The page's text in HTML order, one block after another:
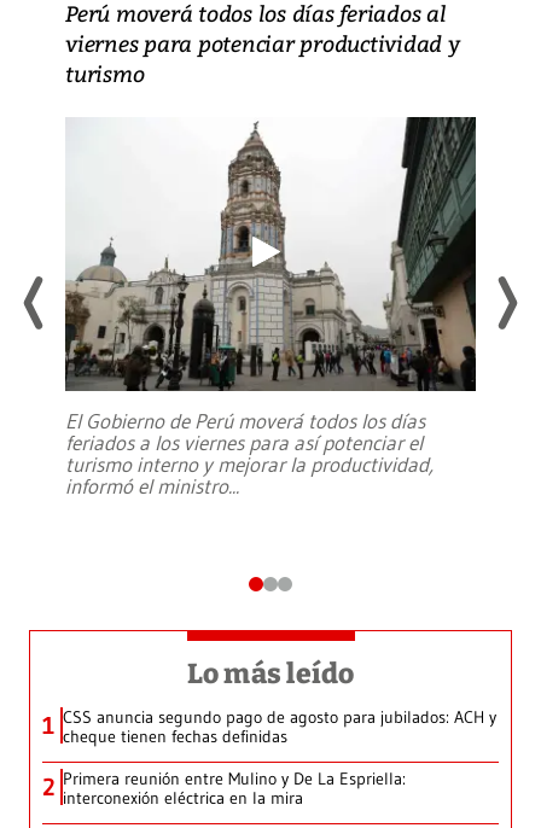
Perú moverá todos los días feriados al
viernes para potenciar productividad y
turismo
El Gobierno de Perú moverá todos los días
feriados a los viernes para así potenciar el
turismo interno y mejorar la productividad,
informó el ministro...
Lo más leído
1 CSS anuncia segundo pago de agosto para jubilados: ACH y
cheque tienen fechas definidas
2 Primera reunión entre Mulino y De La Espriella:
interconexión eléctrica en la mira